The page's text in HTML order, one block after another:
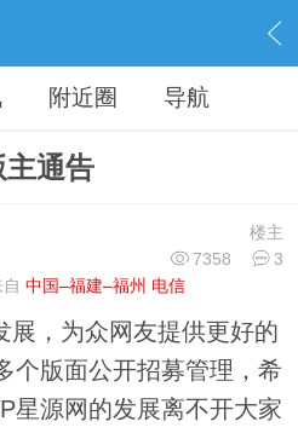
容
附近圈 导航
主通告
楼主
7358
3
中国–福建–福州 电信
展，为众网友提供更好的
个版面公开招募管理，希
星源网的发展离不开大家